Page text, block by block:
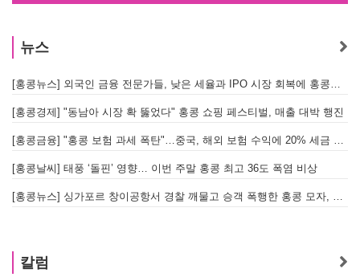
뉴스
[홍콩뉴스] 외국인 금융 전문가들, 낮은 세율과 IPO 시장 회복에 홍콩으로 '대거 복귀'
[홍콩경제] "동남아 시장 확 뚫었다" 홍콩 쇼핑 페스티벌, 매출 대박 행진
[홍콩금융] "홍콩 보험 과세 폭탄"…중국, 해외 보험 수익에 20% 세금 부과로 관련주 급락
[홍콩날씨] 태풍 ‘돌핀’ 영향… 이번 주말 홍콩 최고 36도 폭염 비상
[홍콩뉴스] 싱가포르 창이공항서 경찰 깨물고 승객 폭행한 홍콩 모자, 결국 감옥행
칼럼